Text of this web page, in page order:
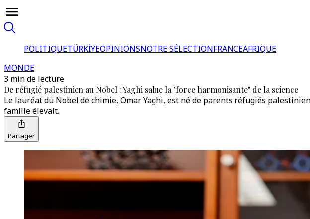
POLITIQUETÜRKİYEOPINIONSNOTRE SÉLECTIONFRANCEAFRIQUE
MONDE
3 min de lecture
De réfugié palestinien au Nobel : Yaghi salue la "force harmonisante" de la science
Le lauréat du Nobel de chimie, Omar Yaghi, est né de parents réfugiés
famille élevait.
Partager